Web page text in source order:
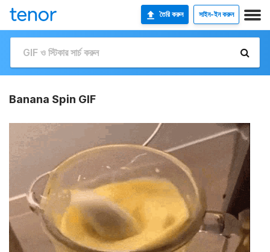
তৈরি করুন সাইন-ইন করুন
Banana Spin GIF